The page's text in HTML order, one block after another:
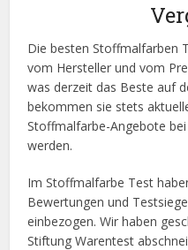
Die besten Stoffmalfarben
vom Hersteller und vom
was derzeit das Beste auf
bekommen sie stets
Stoffmalfarbe-Angebote
werden.
Im Stoffmalfarbe Test
Bewertungen und
einbezogen. Wir haben
Stiftung Warentest